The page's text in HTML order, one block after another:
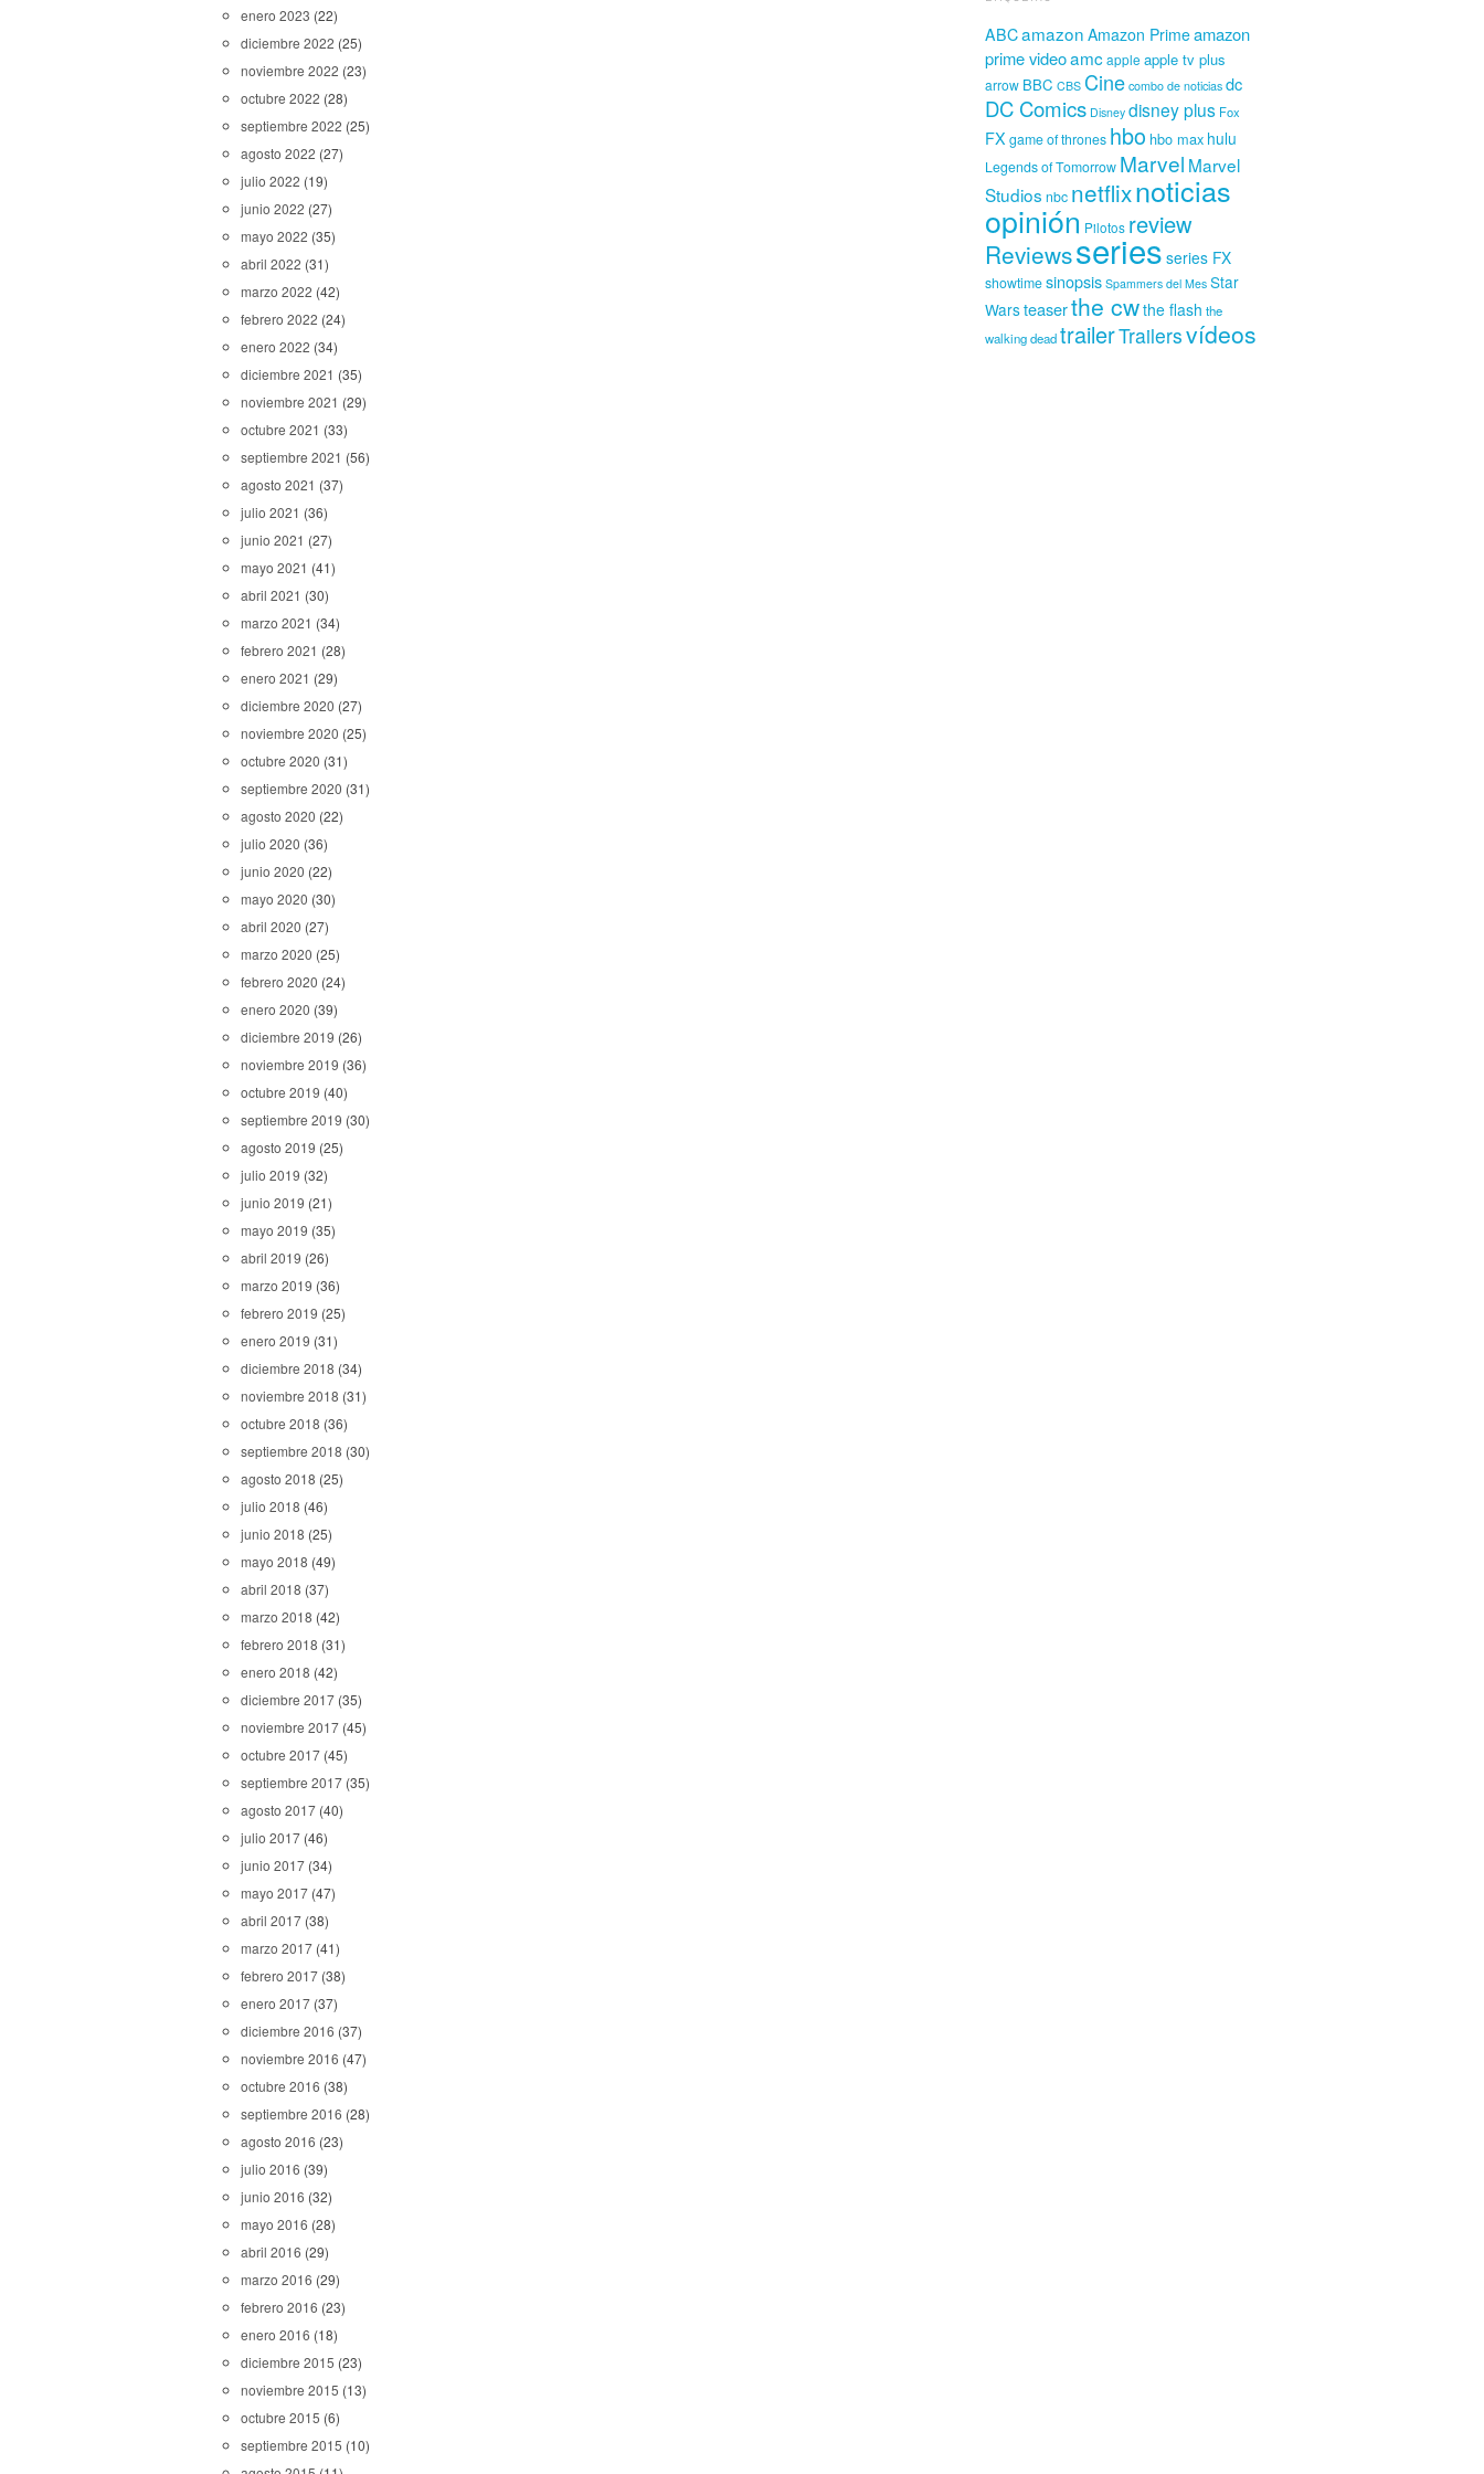
enero 2023 (22)
diciembre 2022 (25)
noviembre 2022 (23)
octubre 2022 (28)
septiembre 2022 (25)
agosto 2022 (27)
julio 2022 (19)
junio 2022 (27)
mayo 2022 (35)
abril 2022 (31)
marzo 2022 (42)
febrero 2022 (24)
enero 2022 (34)
diciembre 2021 (35)
noviembre 2021 (29)
octubre 2021 (33)
septiembre 2021 (56)
agosto 2021 (37)
julio 2021 (36)
junio 2021 (27)
mayo 2021 (41)
abril 2021 (30)
marzo 2021 (34)
febrero 2021 (28)
enero 2021 (29)
diciembre 2020 (27)
noviembre 2020 (25)
octubre 2020 (31)
septiembre 2020 (31)
agosto 2020 (22)
julio 2020 (36)
junio 2020 (22)
mayo 2020 (30)
abril 2020 (27)
marzo 2020 (25)
febrero 2020 (24)
enero 2020 (39)
diciembre 2019 (26)
noviembre 2019 (36)
octubre 2019 (40)
septiembre 2019 (30)
agosto 2019 (25)
julio 2019 (32)
junio 2019 (21)
mayo 2019 (35)
abril 2019 (26)
marzo 2019 (36)
febrero 2019 (25)
enero 2019 (31)
diciembre 2018 (34)
noviembre 2018 (31)
octubre 2018 (36)
septiembre 2018 (30)
agosto 2018 (25)
julio 2018 (46)
junio 2018 (25)
mayo 2018 (49)
abril 2018 (37)
marzo 2018 (42)
febrero 2018 (31)
enero 2018 (42)
diciembre 2017 (35)
noviembre 2017 (45)
octubre 2017 (45)
septiembre 2017 (35)
agosto 2017 (40)
julio 2017 (46)
junio 2017 (34)
mayo 2017 (47)
abril 2017 (38)
marzo 2017 (41)
febrero 2017 (38)
enero 2017 (37)
diciembre 2016 (37)
noviembre 2016 (47)
octubre 2016 (38)
septiembre 2016 (28)
agosto 2016 (23)
julio 2016 (39)
junio 2016 (32)
mayo 2016 (28)
abril 2016 (29)
marzo 2016 (29)
febrero 2016 (23)
enero 2016 (18)
diciembre 2015 (23)
noviembre 2015 (13)
octubre 2015 (6)
septiembre 2015 (10)
ABCamazon Amazon Primeamazon
prime videoamcapple apple tv plus
arrow BBC CBS Cine combo de noticias dc
DC Comics Disney disney plus Fox
FX game of thrones hbo hbo max hulu
Legends of Tomorrow Marvel Marvel
Studios nbc netflixnoticias
opinión Pilotos review
Reviewsseries series FX
showtimesinopsis Spammers del Mes Star
Warsteaserthe cwthe flash the
walking deadtrailerTrailersvídeos